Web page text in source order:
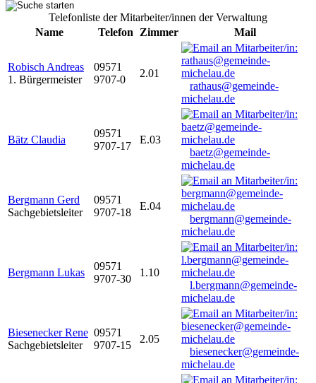
Telefonliste der Mitarbeiter/innen der Verwaltung
Name
Telefon Zimmer Mail
Robisch Andreas
1. Bürgermeister
09571
9707-0
2.01
rathaus@gemeinde-
michelau.de
Bätz Claudia
09571
9707-17
E.03
baetz@gemeinde-
michelau.de
Bergmann Gerd
Sachgebietsleiter
09571
9707-18
E.04
bergmann@gemeinde-
michelau.de
Bergmann Lukas
09571
9707-30
1.10
l.bergmann@gemeinde-
michelau.de
Biesenecker Rene
Sachgebietsleiter
09571
9707-15
2.05
biesenecker@gemeinde-
michelau.de